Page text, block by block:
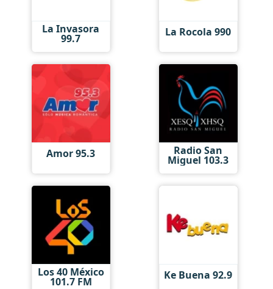
La Invasora
99.7 La Rocola 990
Amor 95.3 Radio San
Miguel 103.3
Los 40 México
101.7 FM Ke Buena 92.9